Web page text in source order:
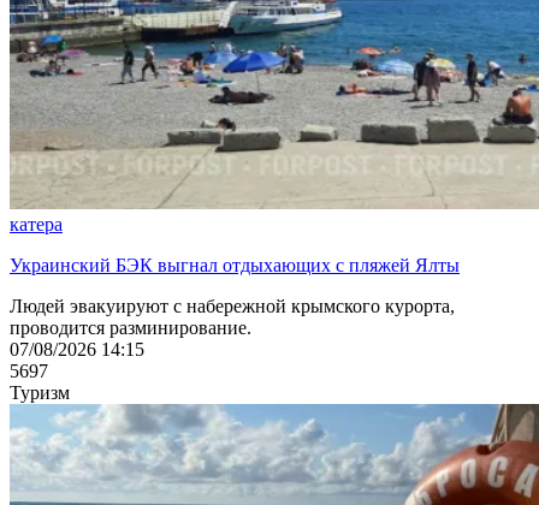
катера
Украинский БЭК выгнал отдыхающих с пляжей Ялты
Людей эвакуируют с набережной крымского курорта,
проводится разминирование.
07/08/2026 14:15
5697
Туризм